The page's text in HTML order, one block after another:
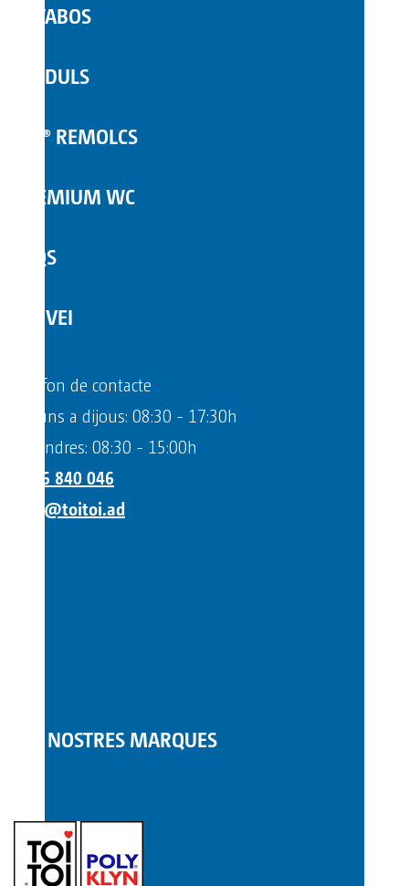
LAVABOS
MÒDULS
TOI® REMOLCS
PREMIUM WC
FAQS
SERVEI
Telèfon de contacte
Dilluns a dijous: 08:30 - 17:30h
Divendres: 08:30 - 15:00h
+376 840 046
info@toitoi.ad
LES NOSTRES MARQUES